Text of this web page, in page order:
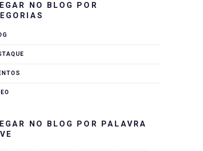
NO BLOG POR
NO BLOG POR PALAVRA